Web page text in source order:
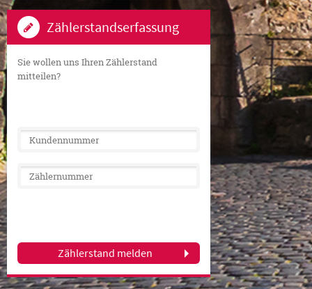
Zählerstandserfassung
Sie wollen uns Ihren Zählerstand
mitteilen?
Zählerstand melden